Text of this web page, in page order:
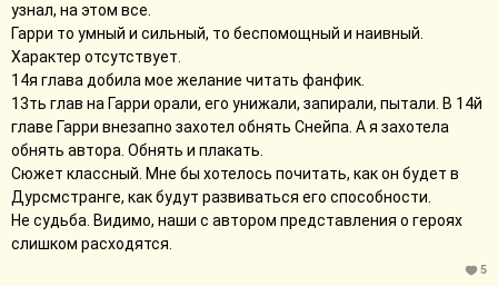
узнал, на этом все.
Гарри то умный и сильный, то беспомощный и наивный.
Характер отсутствует.
14я глава добила мое желание читать фанфик.
13ть глав на Гарри орали, его унижали, запирали, пытали. В 14й
главе Гарри внезапно захотел обнять Снейпа. А я захотела
обнять автора. Обнять и плакать.
Сюжет классный. Мне бы хотелось почитать, как он будет в
Дурсмстранге, как будут развиваться его способности.
Не судьба. Видимо, наши с автором представления о героях
слишком расходятся.
5